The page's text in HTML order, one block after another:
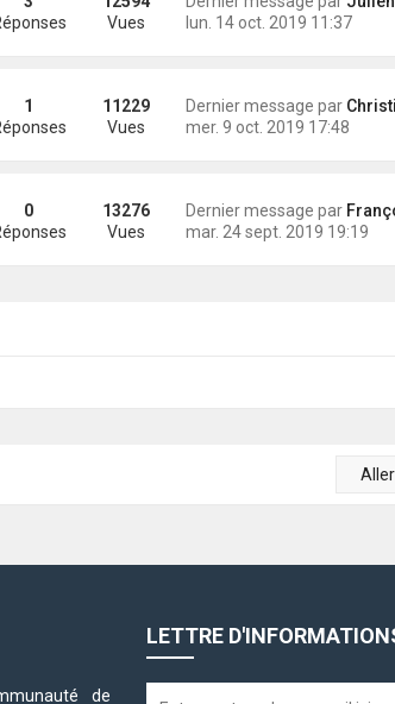
lun. 14 oct. 2019 11:37
Vues
Dernier message par Christian
mer. 9 oct. 2019 17:48
1
11229
Vues
Dernier message par
mar. 24 sept. 2019 19:19
0
13276
Vues
Aller
de
LETTRE